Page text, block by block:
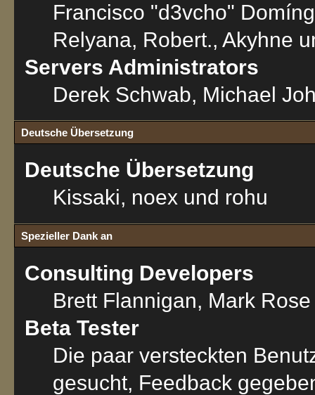
Francisco "d3vcho"
Relyana, Robert., Akyhne
Servers Administrators
Derek Schwab, Michael
Deutsche Übersetzung
Deutsche Übersetzung
Kissaki, noex und rohu
Spezieller Dank an
Consulting Developers
Brett Flannigan, Mark
Beta Tester
Die paar versteckten
gesucht, Feedback